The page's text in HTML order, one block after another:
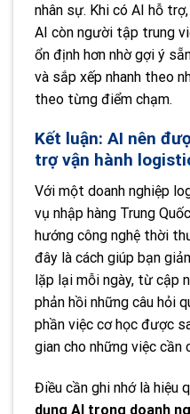
nhân sự. Khi có AI hỗ
AI còn người tập trung
ổn định hơn nhờ gợi ý
và sắp xếp nhanh theo
theo từng điểm chạm.
Kết luận: AI nên
trợ vận hành
Với một doanh nghiệp
vụ nhập hàng Trung
hướng công nghệ thời
đây là cách giúp bạn
lặp lại mỗi ngày, từ cập
phản hồi những câu hỏi
phần việc cơ học được
gian cho những việc
Điều cần ghi nhớ là hiệu
dụng AI trong doanh